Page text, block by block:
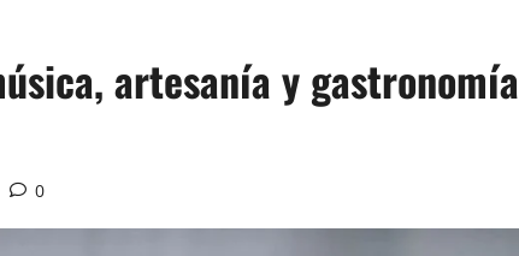
artesanía y gastronomía
0